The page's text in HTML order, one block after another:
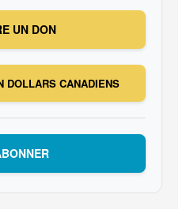
UN DON
DOLLARS CANADIENS